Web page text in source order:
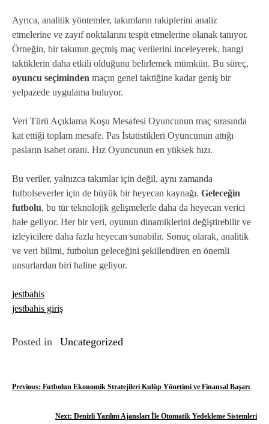
Ayrıca, analitik yöntemler, takımların rakiplerini analiz
etmelerine ve zayıf noktalarını tespit etmelerine olanak tanıyor.
Örneğin, bir takımın geçmiş maç verilerini inceleyerek, hangi
taktiklerin daha etkili olduğunu belirlemek mümkün. Bu süreç,
oyuncu seçiminden maçın genel taktiğine kadar geniş bir
yelpazede uygulama buluyor.
Veri Türü Açıklama Koşu Mesafesi Oyuncunun maç sırasında
kat ettiği toplam mesafe. Pas İstatistikleri Oyuncunun attığı
pasların isabet oranı. Hız Oyuncunun en yüksek hızı.
Bu veriler, yalnızca takımlar için değil, aynı zamanda
futbolseverler için de büyük bir heyecan kaynağı. Geleceğin
futbolu, bu tür teknolojik gelişmelerle daha da heyecan verici
hale geliyor. Her bir veri, oyunun dinamiklerini değiştirebilir ve
izleyicilere daha fazla heyecan sunabilir. Sonuç olarak, analitik
ve veri bilimi, futbolun geleceğini şekillendiren en önemli
unsurlardan biri haline geliyor.
jestbahis
jestbahis giriş
Posted in Uncategorized
Y
Previous: Futbolun Ekonomik Stratejileri Kulüp Yönetimi ve Finansal Başarı
Next: Denizli Yazılım Ajansları İle Otomatik Yedekleme Sistemleri